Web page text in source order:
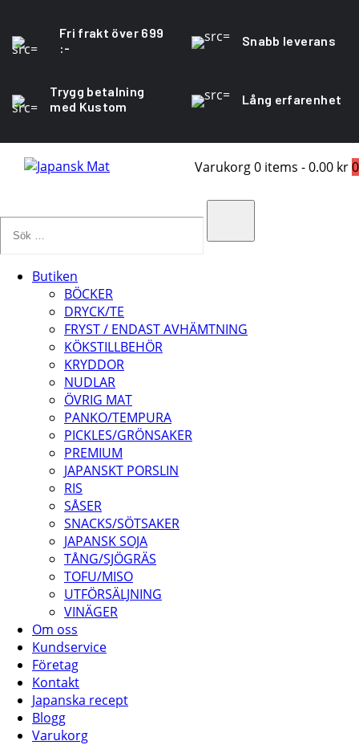
Fri frakt över 699
:-
Snabb leverans
Trygg betalning
med Kustom
Lång erfarenhet
Varukorg0 items -0.00 kr0
Butiken
BÖCKER
DRYCK/TE
FRYST / ENDAST AVHÄMTNING
KÖKSTILLBEHÖR
KRYDDOR
NUDLAR
ÖVRIG MAT
PANKO/TEMPURA
PICKLES/GRÖNSAKER
PREMIUM
JAPANSKT PORSLIN
RIS
SÅSER
SNACKS/SÖTSAKER
JAPANSK SOJA
TÅNG/SJÖGRÄS
TOFU/MISO
UTFÖRSÄLJNING
VINÄGER
Om oss
Kundservice
Företag
Kontakt
Japanska recept
Blogg
Varukorg